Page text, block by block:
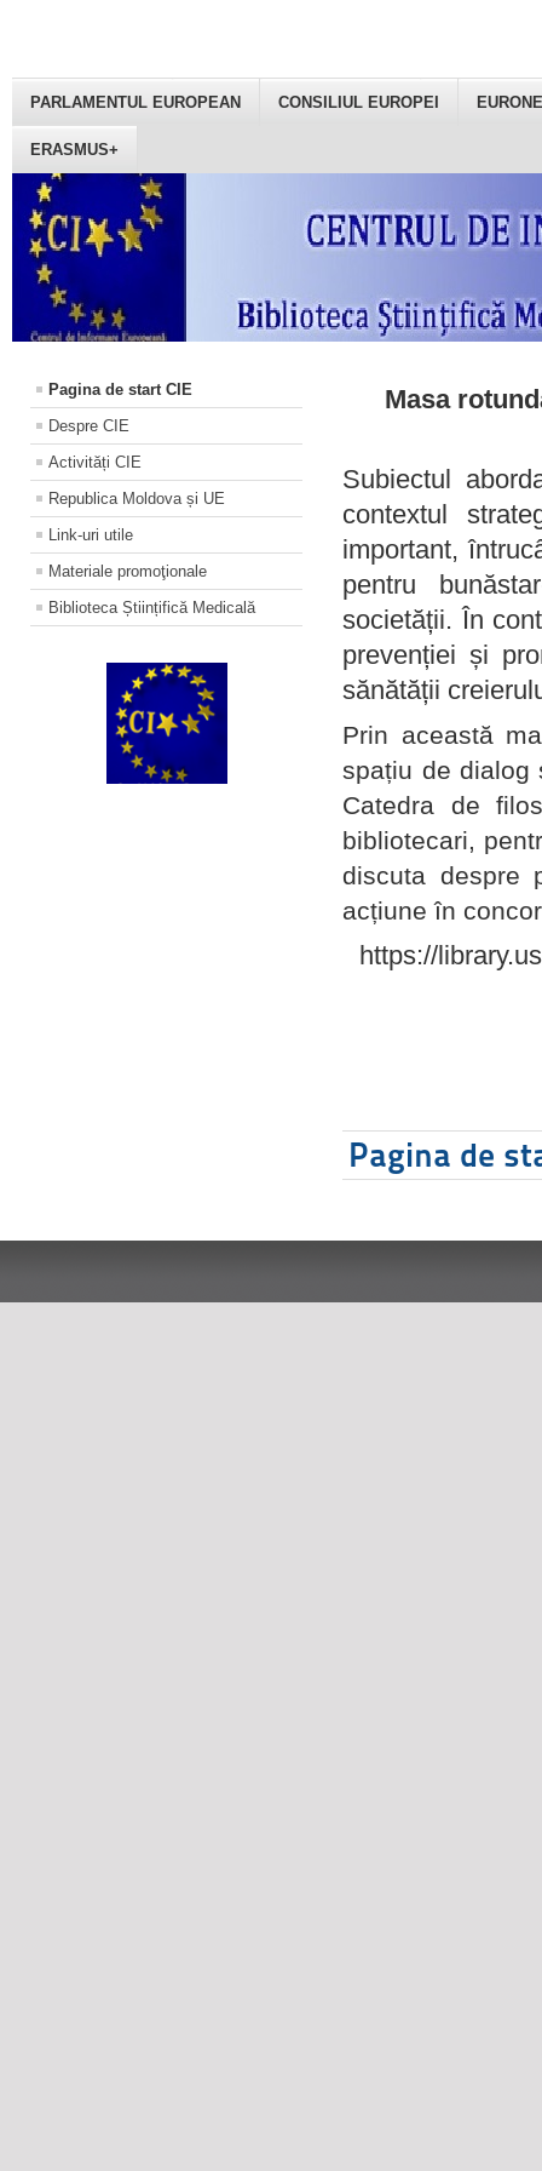
PARLAMENTUL EUROPEAN CONSILIUL EUROPEI
ERASMUS+
Pagina de start CIE
Despre CIE
Activități CIE
Republica Moldova și UE
Link-uri utile
Materiale promoţionale
Biblioteca Științifică Medicală
Masa
Subiectul
contextul
important,
pentru
societății. În
prevenției și
sănătății
Prin această
spațiu de dialog
Catedra de
bibliotecari,
discuta despre
acțiune în
https://
Pagina de